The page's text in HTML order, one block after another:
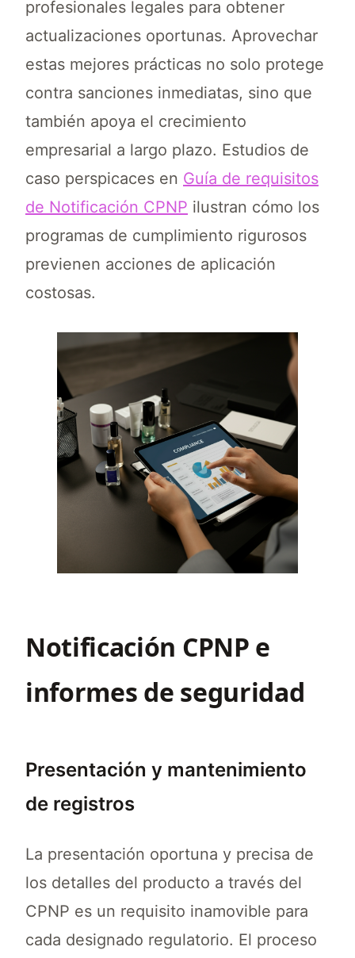
profesionales legales para obtener
actualizaciones oportunas. Aprovechar
estas mejores prácticas no solo protege
contra sanciones inmediatas, sino que
también apoya el crecimiento
empresarial a largo plazo. Estudios de
caso perspicaces en Guía de requisitos
de Notificación CPNP ilustran cómo los
programas de cumplimiento rigurosos
previenen acciones de aplicación
costosas.
Notificación CPNP e
informes de seguridad
Presentación y mantenimiento
de registros
La presentación oportuna y precisa de
los detalles del producto a través del
CPNP es un requisito inamovible para
cada designado regulatorio. El proceso